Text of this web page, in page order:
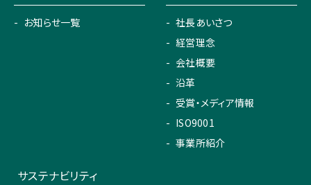
お知らせ一覧
社長あいさつ
経営理念
会社概要
沿革
受賞・メディア情報
ISO9001
事業所紹介
サステナビリティ